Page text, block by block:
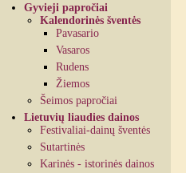
Gyvieji papročiai
Kalendorinės šventės
Pavasario
Vasaros
Rudens
Žiemos
Šeimos papročiai
Lietuvių liaudies dainos
Festivaliai-dainų šventės
Sutartinės
Karinės - istorinės dainos